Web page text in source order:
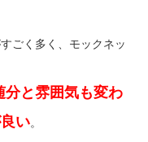
ごく多く、モックネッ
分と雰囲気も変わ
い。